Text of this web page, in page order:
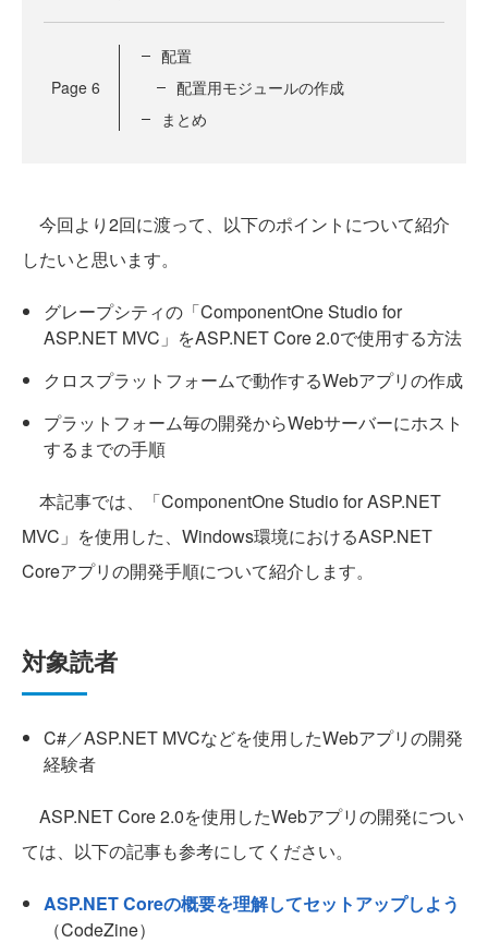
Page 6
配置
配置用モジュールの作成
まとめ
今回より2回に渡って、以下のポイントについて紹介
したいと思います。
グレープシティの「ComponentOne Studio for
ASP.NET MVC」をASP.NET Core 2.0で使用する方法
クロスプラットフォームで動作するWebアプリの作成
プラットフォーム毎の開発からWebサーバーにホスト
するまでの手順
本記事では、「ComponentOne Studio for ASP.NET
MVC」を使用した、Windows環境におけるASP.NET
Coreアプリの開発手順について紹介します。
対象読者
C#／ASP.NET MVCなどを使用したWebアプリの開発
経験者
ASP.NET Core 2.0を使用したWebアプリの開発につい
ては、以下の記事も参考にしてください。
ASP.NET Coreの概要を理解してセットアップしよう
（CodeZine）